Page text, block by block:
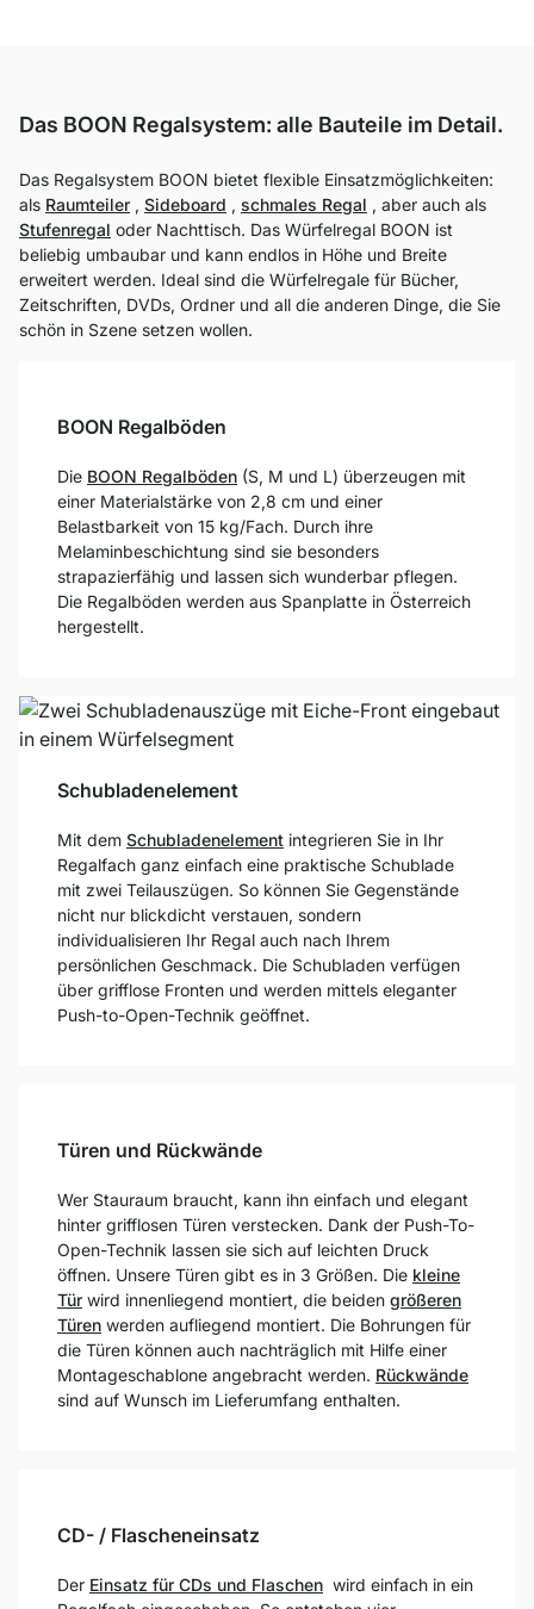
Das BOON Regalsystem: alle Bauteile im Detail.
Das Regalsystem BOON bietet flexible Einsatzmöglichkeiten:
als Raumteiler , Sideboard , schmales Regal , aber auch als
Stufenregal oder Nachttisch. Das Würfelregal BOON ist
beliebig umbaubar und kann endlos in Höhe und Breite
erweitert werden. Ideal sind die Würfelregale für Bücher,
Zeitschriften, DVDs, Ordner und all die anderen Dinge, die Sie
schön in Szene setzen wollen.
BOON Regalböden
Die BOON Regalböden (S, M und L) überzeugen mit
einer Materialstärke von 2,8 cm und einer
Belastbarkeit von 15 kg/Fach. Durch ihre
Melaminbeschichtung sind sie besonders
strapazierfähig und lassen sich wunderbar pflegen.
Die Regalböden werden aus Spanplatte in Österreich
hergestellt.
Schubladenelement
Mit dem Schubladenelement integrieren Sie in Ihr
Regalfach ganz einfach eine praktische Schublade
mit zwei Teilauszügen. So können Sie Gegenstände
nicht nur blickdicht verstauen, sondern
individualisieren Ihr Regal auch nach Ihrem
persönlichen Geschmack. Die Schubladen verfügen
über grifflose Fronten und werden mittels eleganter
Push-to-Open-Technik geöffnet.
Türen und Rückwände
Wer Stauraum braucht, kann ihn einfach und elegant
hinter grifflosen Türen verstecken. Dank der Push-To-
Open-Technik lassen sie sich auf leichten Druck
öffnen. Unsere Türen gibt es in 3 Größen. Die kleine
Tür wird innenliegend montiert, die beiden größeren
Türen werden aufliegend montiert. Die Bohrungen für
die Türen können auch nachträglich mit Hilfe einer
Montageschablone angebracht werden. Rückwände
sind auf Wunsch im Lieferumfang enthalten.
CD- / Flascheneinsatz
Der Einsatz für CDs und Flaschen wird einfach in ein